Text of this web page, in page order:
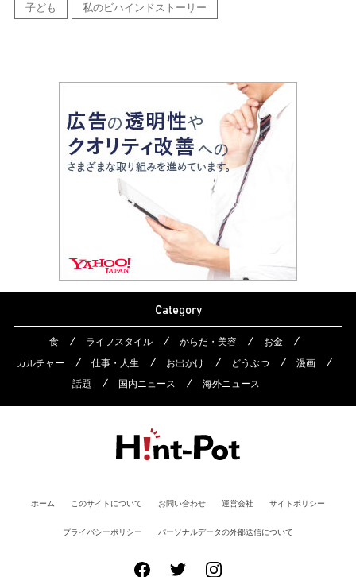
子ども 私のビハインドストーリー
Category
食 ライフスタイル からだ・美容
お金
カルチャー
仕事・人生 お出かけ どうぶつ
漫画
話題
国内ニュース 海外ニュース
ホーム このサイトについて お問い合わせ 運営会社 サイトポリシー
プライバシーポリシー パーソナルデータの外部送信について